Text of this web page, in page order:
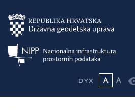
A A